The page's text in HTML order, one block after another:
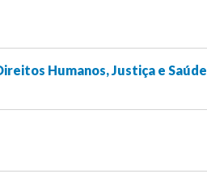
Humanos, Justiça e Saúde